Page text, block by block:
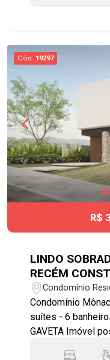
Bicicletário - Portaria
de parques e
Cód. 19297
R$
LINDO
RECÉM
06 VAGAS DE
Condomínio
Campos/SP
Condomínio
suítes - 6 banheiros - 6 vagas de
GAVETA Imóvel possuí: - Suíte master com